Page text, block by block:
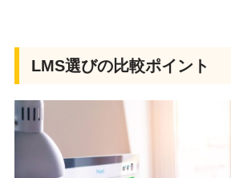
LMS選びの比較ポイント